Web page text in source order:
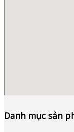
Danh mục sản